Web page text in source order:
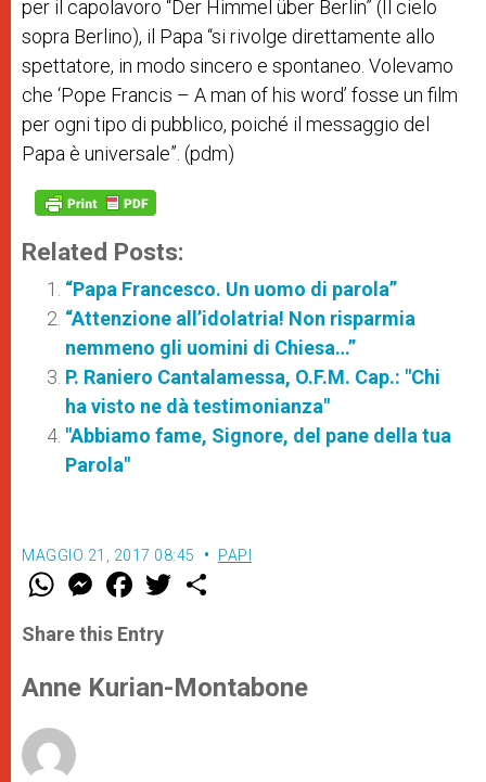
per il capolavoro “Der Himmel über Berlin” (Il cielo
sopra Berlino), il Papa “si rivolge direttamente allo
spettatore, in modo sincero e spontaneo. Volevamo
che ‘Pope Francis – A man of his word’ fosse un film
per ogni tipo di pubblico, poiché il messaggio del
Papa è universale”. (pdm)
Related Posts:
“Papa Francesco. Un uomo di parola”
“Attenzione all’idolatria! Non risparmia
nemmeno gli uomini di Chiesa…”
P. Raniero Cantalamessa, O.F.M. Cap.: "Chi
ha visto ne dà testimonianza"
"Abbiamo fame, Signore, del pane della tua
Parola"
MAGGIO 21, 2017 08:45 PAPI
W
t
s
p
p
M
e
s
e
g
e
F
a
e
b
o
k
w
r
Share this Entry
Anne Kurian-Montabone